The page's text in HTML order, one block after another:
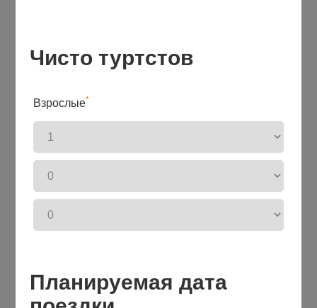
Чисто туртстов
Взрослые*
Планируемая дата